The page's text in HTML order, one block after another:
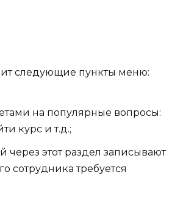
следующие пункты меню:
на популярные вопросы:
курс и т.д.;
этот раздел записывают
сотрудника требуется